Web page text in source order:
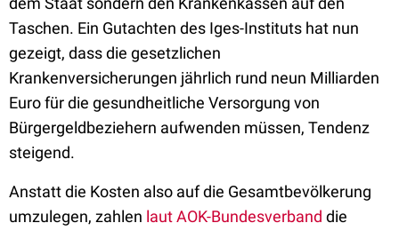
Taschen. Ein Gutachten des Iges-Instituts hat nun
gezeigt, dass die gesetzlichen
Krankenversicherungen jährlich rund neun Milliarden
Euro für die gesundheitliche Versorgung von
Bürgergeldbeziehern aufwenden müssen, Tendenz
steigend.
Anstatt die Kosten also auf die Gesamtbevölkerung
umzulegen, zahlen laut AOK-Bundesverband die